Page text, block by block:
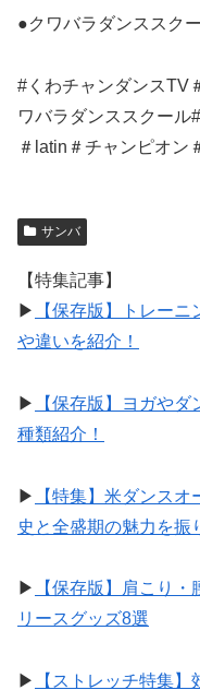
●クワバラダンススク
#くわチャンダンスTV
ワバラダンススクール
＃latin＃チャンピオン
サンバ
【特集記事】
▶︎
【保存版】トレー
や違いを紹介！
▶︎
【保存版】ヨガや
種類紹介！
▶︎
【特集】米ダンス
史と全盛期の魅力を振
▶︎
【保存版】肩こり
リースグッズ8選
▶︎ 【ストレッチ特集